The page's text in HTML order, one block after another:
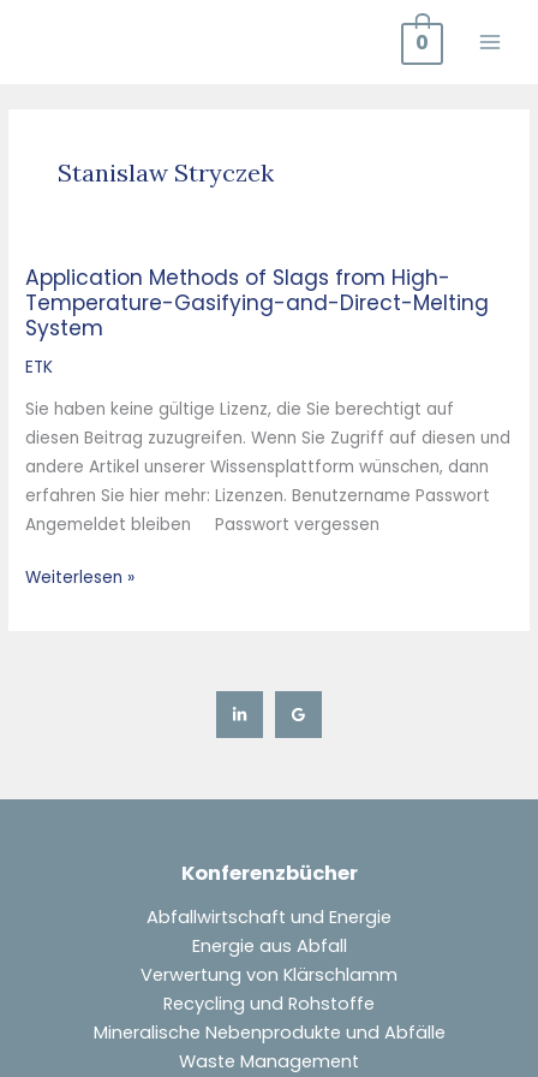
0
Stanislaw Stryczek
Application Methods of Slags from High-
Temperature-Gasifying-and-Direct-Melting
System
ETK
Sie haben keine gültige Lizenz, die Sie berechtigt auf
diesen Beitrag zuzugreifen. Wenn Sie Zugriff auf diesen und
andere Artikel unserer Wissensplattform wünschen, dann
erfahren Sie hier mehr: Lizenzen. Benutzername Passwort
Angemeldet bleiben Passwort vergessen
Application
Methods
of
Slags
High-
Temperature-
Gasifying-
and-
Direct-
Melting
Weiterlesen »
Konferenzbücher
Abfallwirtschaft und Energie
Energie aus Abfall
Verwertung von Klärschlamm
Recycling und Rohstoffe
Mineralische Nebenprodukte und Abfälle
Waste Management